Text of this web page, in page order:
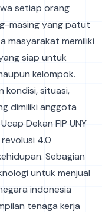
setiap orang
masing yang patut
masyarakat memiliki
siap untuk
kelompok.
kondisi, situasi,
dimiliki anggota
Dekan FIP UNY
4.0
Sebagian
untuk menjual
indonesia
tenaga kerja